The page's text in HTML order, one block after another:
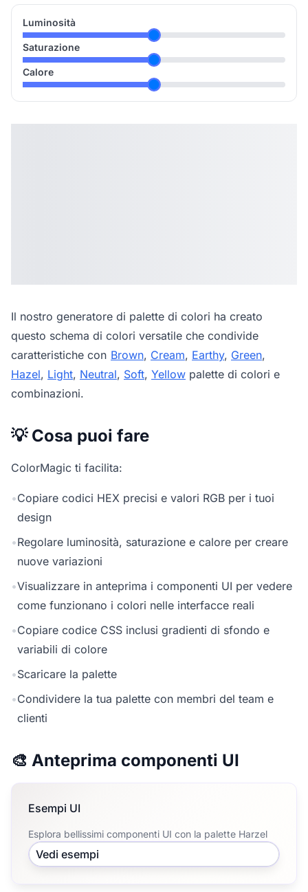
Luminosità
Saturazione
Calore
Il nostro generatore di palette di colori ha creato
questo schema di colori versatile che condivide
caratteristiche con Brown, Cream, Earthy, Green,
Hazel, Light, Neutral, Soft, Yellow palette di colori e
combinazioni.
💡 Cosa puoi fare
ColorMagic ti facilita:
•Copiare codici HEX precisi e valori RGB per i tuoi
design
•Regolare luminosità, saturazione e calore per creare
nuove variazioni
•Visualizzare in anteprima i componenti UI per vedere
come funzionano i colori nelle interfacce reali
•Copiare codice CSS inclusi gradienti di sfondo e
variabili di colore
•Scaricare la palette
•Condividere la tua palette con membri del team e
clienti
🎨 Anteprima componenti UI
Esempi UI
Esplora bellissimi componenti UI con la palette Harzel
Vedi esempi